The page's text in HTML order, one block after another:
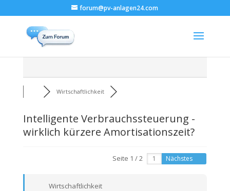
forum@pv-anlagen24.com
Wirtschaftlichkeit
Intelligente Verbrauchssteuerung -
wirklich kürzere Amortisationszeit?
Seite 1 / 2 Nächstes
Wirtschaftlichkeit